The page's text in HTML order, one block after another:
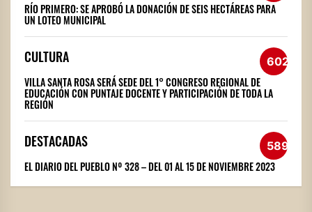
RÍO PRIMERO: SE APROBÓ LA DONACIÓN DE SEIS HECTÁREAS PARA
UN LOTEO MUNICIPAL
CULTURA 602
VILLA SANTA ROSA SERÁ SEDE DEL 1° CONGRESO REGIONAL DE
EDUCACIÓN CON PUNTAJE DOCENTE Y PARTICIPACIÓN DE TODA LA
REGIÓN
DESTACADAS 589
EL DIARIO DEL PUEBLO Nº 328 – DEL 01 AL 15 DE NOVIEMBRE 2023